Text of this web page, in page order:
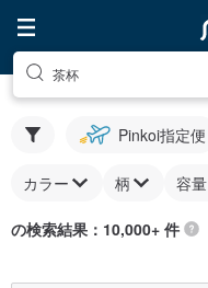
茶杯
Pinkoi指定便
カラー 柄 容量
の検索結果：10,000+ 件